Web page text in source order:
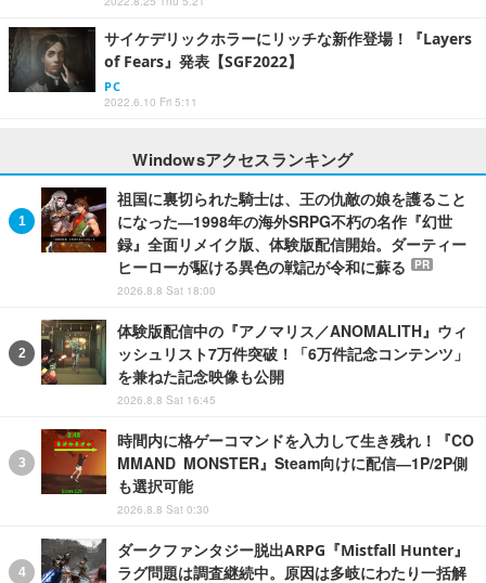
サイケデリックホラーにリッチな新作登場！『Layers
of Fears』発表【SGF2022】
PC
2022.6.10 Fri 5:11
Windowsアクセスランキング
祖国に裏切られた騎士は、王の仇敵の娘を護ること
になった―1998年の海外SRPG不朽の名作『幻世
録』全面リメイク版、体験版配信開始。ダーティー
ヒーローが駆ける異色の戦記が令和に蘇る
PR
2026.8.8 Sat 18:00
体験版配信中の『アノマリス／ANOMALITH』ウィ
ッシュリスト7万件突破！「6万件記念コンテンツ」
を兼ねた記念映像も公開
2026.8.8 Sat 16:45
時間内に格ゲーコマンドを入力して生き残れ！『CO
MMAND MONSTER』Steam向けに配信―1P/2P側
も選択可能
2026.8.8 Sat 0:30
ダークファンタジー脱出ARPG『Mistfall Hunter』
ラグ問題は調査継続中。原因は多岐にわたり一括解